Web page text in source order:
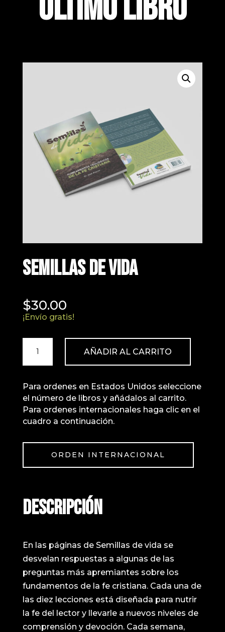
ÚLTIMO LIBRO
SEMILLAS DE VIDA
$30.00
¡Envío gratis!
VIDA
AÑADIR AL CARRITO
Para ordenes en Estados Unidos seleccione
el número de libros y añádalos al carrito.
Para ordenes internacionales haga clic en el
cuadro a continuación.
ORDEN INTERNACIONAL
DESCRIPCIÓN
En las páginas de Semillas de vida se
desvelan respuestas a algunas de las
preguntas más apremiantes sobre los
fundamentos de la fe cristiana. Cada una de
las diez lecciones está diseñada para nutrir
la fe del lector y llevarle a nuevos niveles de
comprensión y devoción. Cada semana,